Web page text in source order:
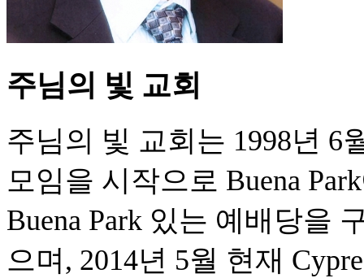
주님의 빛 교회
주님의 빛 교회는 1998년 6
모임을 시작으로 Buena
Buena Park 있는 예배당을
으며, 2014년 5월 현재